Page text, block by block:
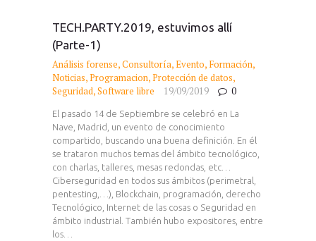
TECH.PARTY.2019, estuvimos allí
(Parte-1)
Análisis forense,Consultoría,Evento, Formación,
Noticias,Programacion,Protección de datos,
Seguridad,Software libre 19/09/2019 0
El pasado 14 de Septiembre se celebró en La
Nave, Madrid, un evento de conocimiento
compartido, buscando una buena definición. En él
se trataron muchos temas del ámbito tecnológico,
con charlas, talleres, mesas redondas, etc…
Ciberseguridad en todos sus ámbitos (perimetral,
pentesting,…), Blockchain, programación, derecho
Tecnológico, Internet de las cosas o Seguridad en
ámbito industrial. También hubo expositores, entre
los…